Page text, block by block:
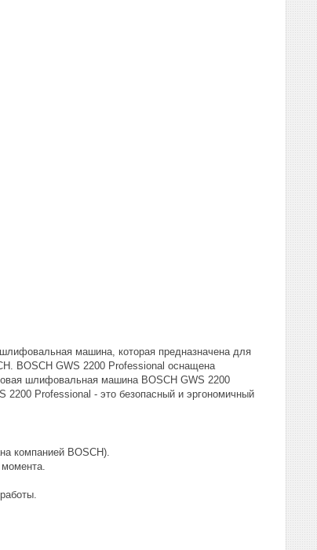
машина, которая предназначена для
BOSCH GWS 2200 Professional оснащена
шлифовальная машина BOSCH GWS 2200
Professional - это безопасный и эргономичный
компанией BOSCH).